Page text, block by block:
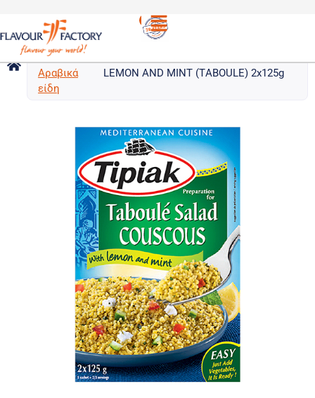
Κους
κους &
Αραβικά
είδη
/
TIPIAK ΚΟΥΣ ΚΟΥΣ ΜΕ ΛΕΜΟΝΙ ΚΑΙ
LEMON AND MINT (ΤABOULE) 2x125g